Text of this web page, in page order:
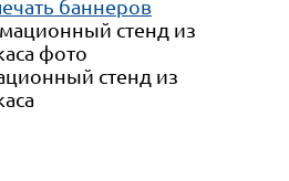
баннеров
стенд из